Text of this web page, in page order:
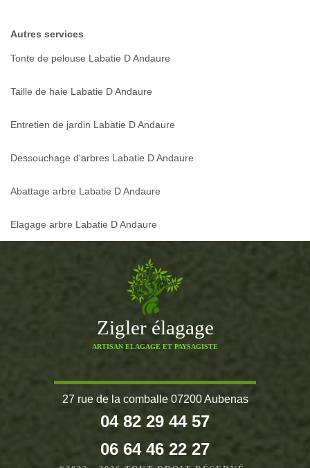
Autres services
Tonte de pelouse Labatie D Andaure
Taille de haie Labatie D Andaure
Entretien de jardin Labatie D Andaure
Dessouchage d'arbres Labatie D Andaure
Abattage arbre Labatie D Andaure
Elagage arbre Labatie D Andaure
Zigler élagage
ARTISAN ELAGAGE ET PAYSAGISTE
27 rue de la comballe 07200 Aubenas
04 82 29 44 57
06 64 46 22 27